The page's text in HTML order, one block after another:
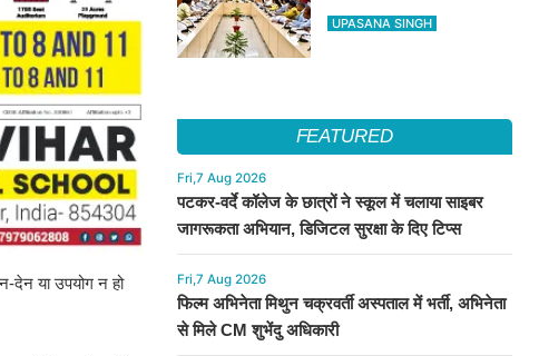
देन या उपयोग न हो
बना नोडल एजेंसी; सभी विभागों
UPASANA SINGH
FEATURED
Fri,7 Aug 2026
पटकर-वर्दे कॉलेज के छात्रों ने स्कूल में चलाया साइबर
जागरूकता अभियान, डिजिटल सुरक्षा के दिए टिप्स
Fri,7 Aug 2026
फिल्म अभिनेता मिथुन चक्रवर्ती अस्पताल में भर्ती, अभिनेता
से मिले CM शुभेंदु अधिकारी